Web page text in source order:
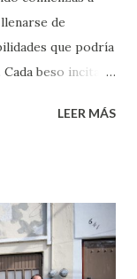
de
que podría
beso incita
El problema es
Pero incluso
no son expertos
que
LEER MÁS